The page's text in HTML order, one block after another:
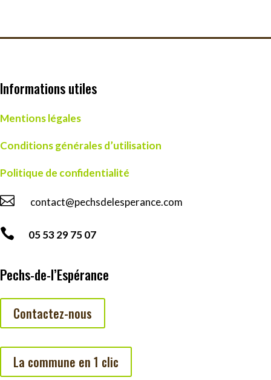
Informations utiles
Mentions légales
Conditions générales d’utilisation
Politique de confidentialité
 contact@pechsdelesperance.com
 05 53 29 75 07
Pechs-de-l’Espérance
Contactez-nous
La commune en 1 clic